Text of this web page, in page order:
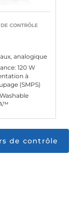
CONTRÔLE
analogique
120 W
à
(SMPS)
de contrôle